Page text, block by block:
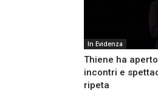
In Evidenza
Thiene ha
incontri e
ripeta